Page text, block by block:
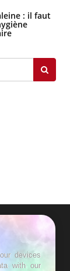
: il faut
devices
with our